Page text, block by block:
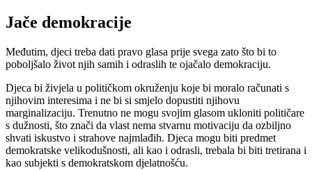
Jače demokracije
Međutim, djeci treba dati pravo glasa prije svega zato što bi to
poboljšalo život njih samih i odraslih te ojačalo demokraciju.
Djeca bi živjela u političkom okruženju koje bi moralo računati s
njihovim interesima i ne bi si smjelo dopustiti njihovu
marginalizaciju. Trenutno ne mogu svojim glasom ukloniti političare
s dužnosti, što znači da vlast nema stvarnu motivaciju da ozbiljno
shvati iskustvo i strahove najmlađih. Djeca mogu biti predmet
demokratske velikodušnosti, ali kao i odrasli, trebala bi biti tretirana i
kao subjekti s demokratskom djelatnošću.